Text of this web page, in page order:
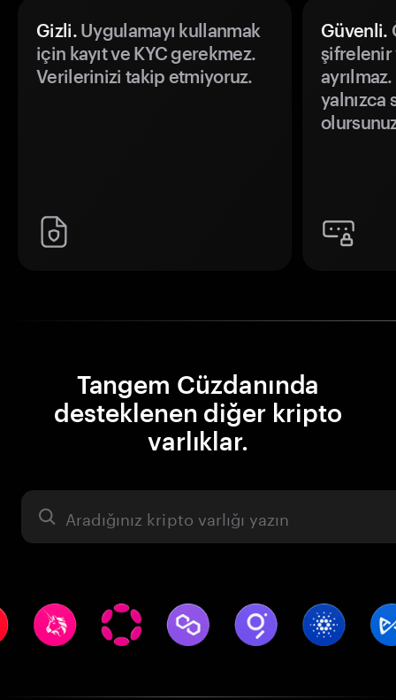
Gizli.Uygulamayı kullanmak
için kayıt ve KYC gerekmez.
Verilerinizi takip etmiyoruz.
Güvenli.
şifrelenir
yalnızca
Tangem Cüzdanında
desteklenen diğer kripto
varlıklar.
Varlık